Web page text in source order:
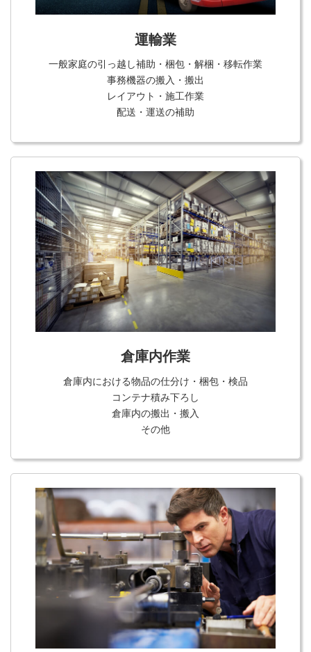
運輸業
一般家庭の引っ越し補助・梱包・解梱・移転作業
事務機器の搬入・搬出
レイアウト・施工作業
配送・運送の補助
倉庫内作業
倉庫内における物品の仕分け・梱包・検品
コンテナ積み下ろし
倉庫内の搬出・搬入
その他